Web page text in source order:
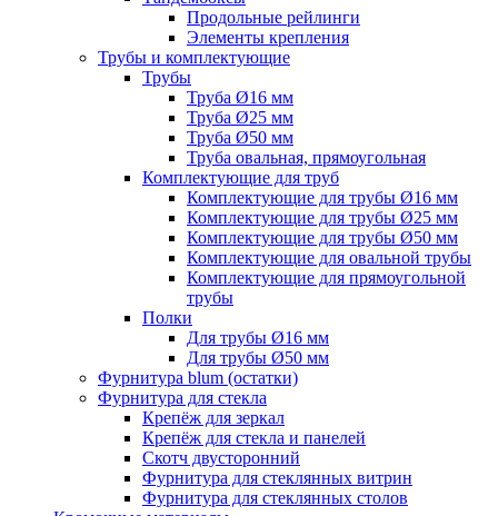
Продольные рейлинги
Элементы крепления
Трубы и комплектующие
Трубы
Труба Ø16 мм
Труба Ø25 мм
Труба Ø50 мм
Труба овальная, прямоугольная
Комплектующие для труб
Комплектующие для трубы Ø16 мм
Комплектующие для трубы Ø25 мм
Комплектующие для трубы Ø50 мм
Комплектующие для овальной трубы
Комплектующие для прямоугольной
трубы
Полки
Для трубы Ø16 мм
Для трубы Ø50 мм
Фурнитура blum (остатки)
Фурнитура для стекла
Крепёж для зеркал
Крепёж для стекла и панелей
Скотч двусторонний
Фурнитура для стеклянных витрин
Фурнитура для стеклянных столов